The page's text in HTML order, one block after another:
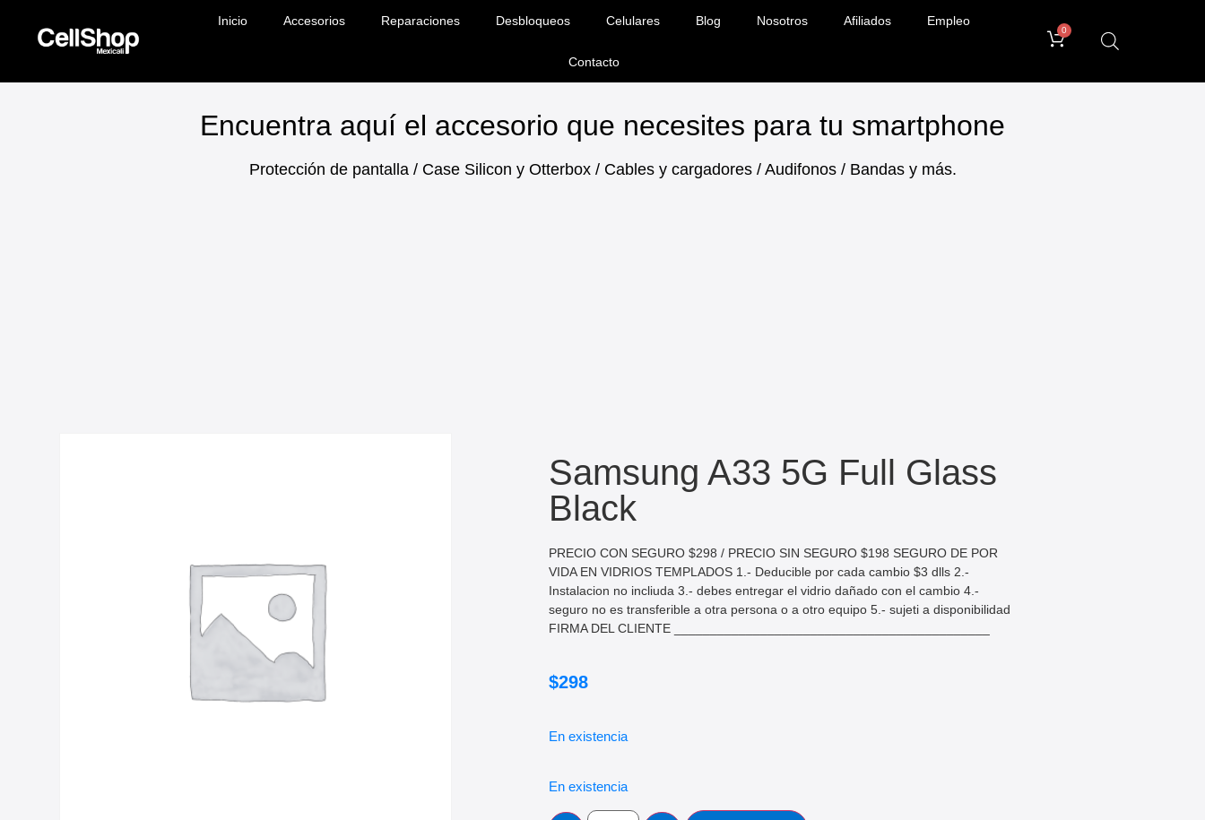
Inicio Accesorios Reparaciones Desbloqueos Celulares Blog Nosotros Afiliados Empleo
Contacto
0
Encuentra aquí el accesorio que necesites para tu smartphone
Protección de pantalla / Case Silicon y Otterbox / Cables y cargadores / Audifonos / Bandas y más.
Samsung A33 5G Full Glass
Black
PRECIO CON SEGURO $298 / PRECIO SIN SEGURO $198 SEGURO DE POR
VIDA EN VIDRIOS TEMPLADOS 1.- Deducible por cada cambio $3 dlls 2.-
Instalacion no incliuda 3.- debes entregar el vidrio dañado con el cambio 4.-
seguro no es transferible a otra persona o a otro equipo 5.- sujeti a disponibilidad
FIRMA DEL CLIENTE ____________________________________________
$298
En existencia
En existencia